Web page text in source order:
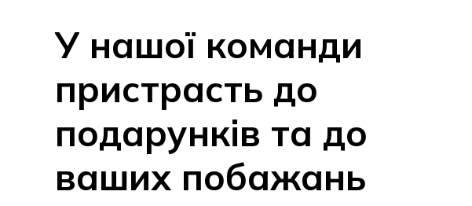
У нашої команди
пристрасть до
подарунків та до
ваших побажань